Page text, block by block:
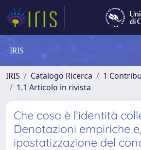
IRIS
IRIS Catalogo Ricerca
1
1.1 Articolo in rivista
Che cosa è l’identità
Denotazioni empiriche
ipostatizzazione del